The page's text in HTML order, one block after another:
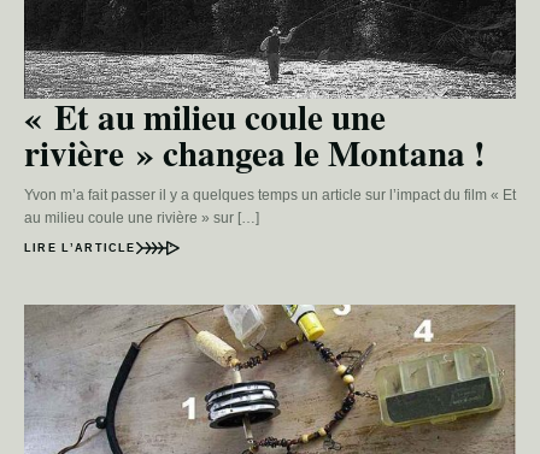
« Et au milieu coule une
rivière » changea le Montana !
Yvon m’a fait passer il y a quelques temps un article sur l’impact du film « Et
au milieu coule une rivière » sur […]
LIRE L’ARTICLE